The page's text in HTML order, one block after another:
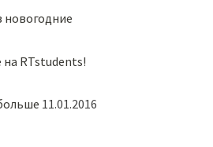
новогодние
на RTstudents!
11.01.2016